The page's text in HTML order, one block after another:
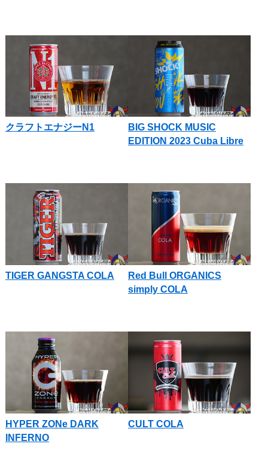
クラフトエナジーN1
BIG SHOCK MUSIC
EDITION 2023 Cuba Libre
TIGER GANGSTA COLA
Red Bull ORGANICS
simply COLA
HYPER ZONe DARK
INFERNO
CULT COLA